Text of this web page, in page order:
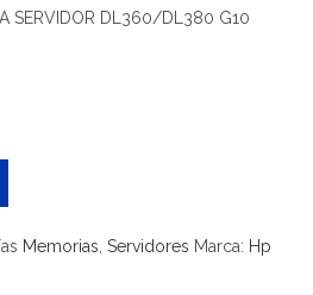
SERVIDOR DL360/DL380 G10
Memorias Servidores Marca: Hp